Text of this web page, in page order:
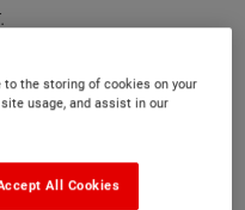
seinen
Familienhaus, mit
to the storing of cookies on your
usage, and assist in our
All Cookies